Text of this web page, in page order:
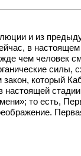
и из
в
чем
который
то есть,